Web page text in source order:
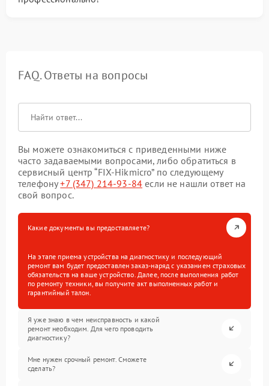
FAQ. Ответы на вопросы
Вы можете ознакомиться с приведенными ниже
часто задаваемыми вопросами, либо обратиться в
сервисный центр “FIX-Hikmicro” по следующему
телефону+7 (347) 214-93-84 если не нашли ответ на
свой вопрос.
Какие документы вы предоставляете?
На этапе приема устройства на диагностику и последующий
ремонт вам будет предоставлен заказ-наряд с указанием страховых
обязательств на ваше устройство. Далее, после выполнения работ
по ремонту техники, вы получите акт выполненных работ и
гарантийный талон.
Я уже знаю в чем неисправность и какой
ремонт необходим. Для чего проводить
диагностику?
Мне нужен срочный ремонт. Сможете
сделать?